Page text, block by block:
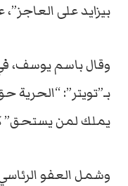
بيزايد على
وقال باسم يوسف،
بـ”تويتر”:
يملك لمن يستحق”
وشمل العفو